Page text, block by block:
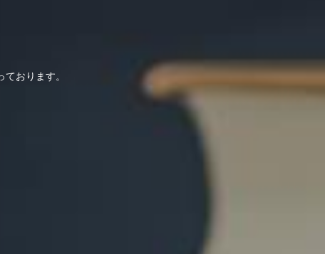
おります。